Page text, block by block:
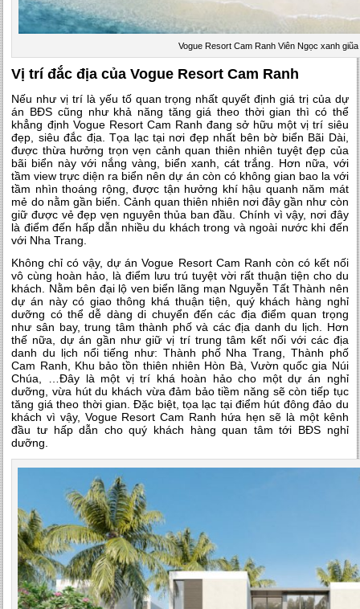
Vogue Resort Cam Ranh Viên Ngọc xanh
Vị trí đắc địa của Vogue Resort Cam Ranh
Nếu như vị trí là yếu tố quan trọng nhất quyết định giá trị của dự
án BĐS cũng như khả năng tăng giá theo thời gian thì có thể
khẳng định Vogue Resort Cam Ranh đang sở hữu một vị trí siêu
đẹp, siêu đắc địa. Tọa lạc tại nơi đẹp nhất bên bờ biển Bãi Dài,
được thừa hưởng trọn vẹn cảnh quan thiên nhiên tuyệt đẹp của
bãi biển này với nắng vàng, biển xanh, cát trắng. Hơn nữa, với
tầm view trực diện ra biển nên dự án còn có không gian bao la với
tầm nhìn thoáng rộng, được tận hưởng khí hậu quanh năm mát
mẻ do nằm gần biển. Cảnh quan thiên nhiên nơi đây gần như còn
giữ được vẻ đẹp vẹn nguyên thủa ban đầu. Chính vì vậy, nơi đây
là điểm đến hấp dẫn nhiều du khách trong và ngoài nước khi đến
với Nha Trang.
Không chỉ có vậy, dự án Vogue Resort Cam Ranh còn có kết nối
vô cùng hoàn hảo, là điểm lưu trú tuyệt vời rất thuận tiện cho du
khách. Nằm bên đại lộ ven biển lãng mạn Nguyễn Tất Thành nên
dự án này có giao thông khá thuận tiện, quý khách hàng nghỉ
dưỡng có thể dễ dàng di chuyển đến các địa điểm quan trọng
như sân bay, trung tâm thành phố và các địa danh du lịch. Hơn
thế nữa, dự án gần như giữ vị trí trung tâm kết nối với các địa
danh du lịch nổi tiếng như: Thành phố Nha Trang, Thành phố
Cam Ranh, Khu bảo tồn thiên nhiên Hòn Bà, Vườn quốc gia Núi
Chúa, …Đây là một vị trí khá hoàn hảo cho một dự án nghỉ
dưỡng, vừa hút du khách vừa đảm bảo tiềm năng sẽ còn tiếp tục
tăng giá theo thời gian. Đặc biệt, tọa lạc tại điểm hút đông đảo du
khách vì vậy, Vogue Resort Cam Ranh hứa hẹn sẽ là một kênh
đầu tư hấp dẫn cho quý khách hàng quan tâm tới BĐS nghỉ
dưỡng.